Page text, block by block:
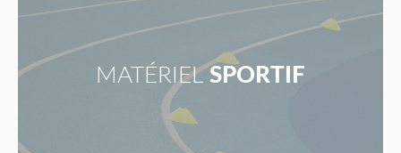
MATÉRIEL SPORTIF